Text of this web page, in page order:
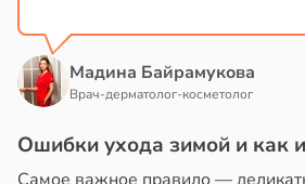
Мадина Байрамукова
Врач-дерматолог-косметолог
Ошибки ухода зимой и как